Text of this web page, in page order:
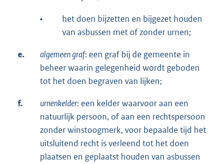
•
het doen bijzetten en bijgezet houden
van asbussen met of zonder urnen;
e. algemeen graf: een graf bij de gemeente in
beheer waarin gelegenheid wordt geboden
tot het doen begraven van lijken;
f. urnenkelder: een kelder waarvoor aan een
natuurlijk persoon, of aan een rechtspersoon
zonder winstoogmerk, voor bepaalde tijd het
uitsluitend recht is verleend tot het doen
plaatsen en geplaatst houden van asbussen